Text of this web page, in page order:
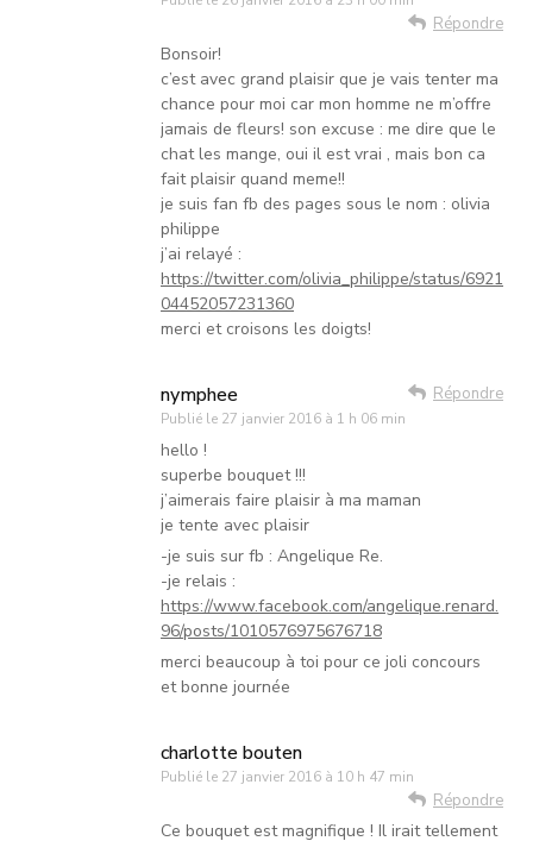
Répondre
Bonsoir!
c’est avec grand plaisir que je vais tenter ma
chance pour moi car mon homme ne m’offre
jamais de fleurs! son excuse : me dire que le
chat les mange, oui il est vrai , mais bon ca
fait plaisir quand meme!!
je suis fan fb des pages sous le nom : olivia
philippe
j’ai relayé :
https://twitter.com/olivia_philippe/status/6921
04452057231360
merci et croisons les doigts!
nymphee
Publié le 27 janvier 2016 à 1 h 06 min
Répondre
hello !
superbe bouquet !!!
j’aimerais faire plaisir à ma maman
je tente avec plaisir
-je suis sur fb : Angelique Re.
-je relais :
https://www.facebook.com/angelique.renard.
96/posts/1010576975676718
merci beaucoup à toi pour ce joli concours
et bonne journée
charlotte bouten
Publié le 27 janvier 2016 à 10 h 47 min
Répondre
Ce bouquet est magnifique ! Il irait tellement